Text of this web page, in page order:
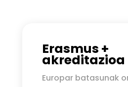
Erasmus +
akreditazioa
Europar batasunak